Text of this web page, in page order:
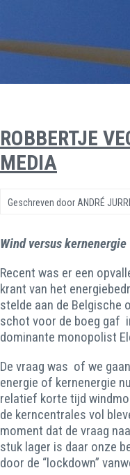
ROBBERTJE
MEDIA
Geschreven door ANDRÉ
Wind versus kernenergie
Recent was er een
krant van het
stelde aan de Belgische
schot voor de boeg gaf
dominante monopolist
De vraag was of we
energie of kernenergie
relatief korte tijd
de kerncentrales vol
moment dat de vraag
stuk lager is daar onze
door de “lockdown”